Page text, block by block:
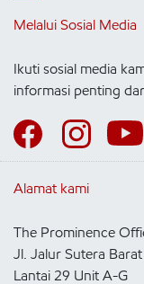
Melalui Sosial Media
Ikuti sosial media
informasi penting
Alamat kami
The Prominence
Jl. Jalur Sutera
Lantai 29 Unit A-G